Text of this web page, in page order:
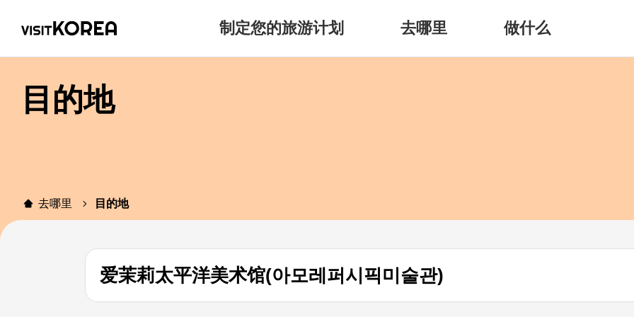
制定您的旅游计划 去哪里 做什么
目的地
去哪里 目的地
爱茉莉太平洋美术馆(아모레퍼시픽미술관)